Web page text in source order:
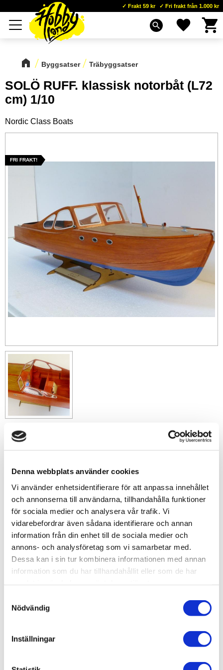
Denna webbplats använder cookies
Vi använder enhetsidentifierare för att anpassa innehållet
och annonserna till användarna, tillhandahålla funktioner
för sociala medier och analysera vår trafik. Vi
vidarebefordrar även sådana identifierare och annan
information från din enhet till de sociala medier och
annons- och analysföretag som vi samarbetar med.
Dessa kan i sin tur kombinera informationen med annan
information som du har tillhandahållit eller som de har
Nödvändig
Inställningar
Meny
Frakt 59 kr Fri frakt från 1.000 kr
search Favoriter
Byggsatser Träbyggsatser
SOLÖ RUFF. klassisk notorbåt (L72
cm) 1/10
Nordic Class Boats
FRI FRAKT!
2 749
+
-
Lägg till i favoriter
Lagerstatus
8 st i lager
Artikelnr
NCB1005
Leveranstid
skickas från oss inom 3-5 vardagar